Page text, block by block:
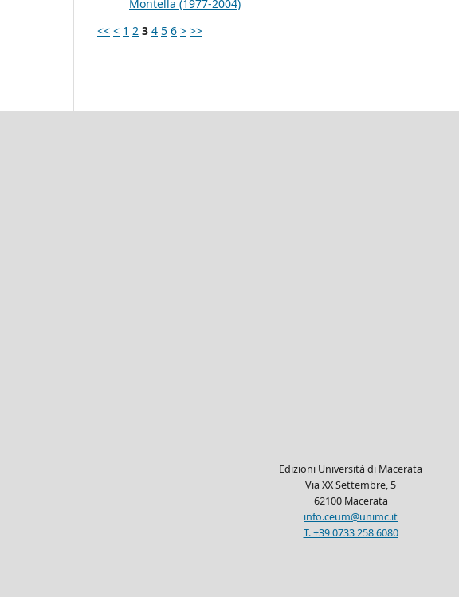
Montella (1977-2004)
<< < 1 2 3 4 5 6 > >>
Edizioni Università di Macerata
Via XX Settembre, 5
62100 Macerata
info.ceum@unimc.it
T. +39 0733 258 6080